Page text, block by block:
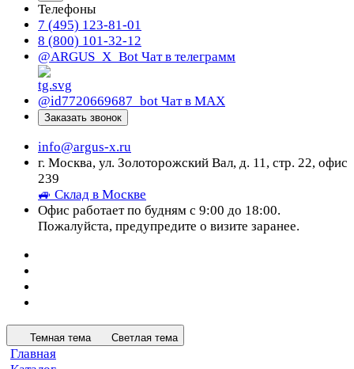
Телефоны
7 (495) 123-81-01
8 (800) 101-32-12
@ARGUS_X_Bot Чат в телеграмм
@id7720669687_bot Чат в МАХ
Заказать звонок
info@argus-x.ru
г. Москва, ул. Золоторожский Вал, д. 11, стр. 22, офис
239
🚙 Склад в Москве
Офис работает по будням с 9:00 до 18:00.
Пожалуйста, предупредите о визите заранее.
Темная тема Светлая тема
Главная